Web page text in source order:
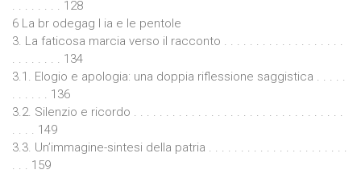
. . . . . . . . 128
6 La br odegag l ia e le pentole
3. La faticosa marcia verso il racconto . . . . . . . . . . . . . . . . . . .
. . . . . . . . 134
3.1. Elogio e apologia: una doppia riflessione saggistica . . . . .
. . . . . . 136
3.2. Silenzio e ricordo . . . . . . . . . . . . . . . . . . . . . . . . . . . . . . . . .
. . . . 149
3.3. Un’immagine-sintesi della patria . . . . . . . . . . . . . . . . . . . . . .
. . . 159